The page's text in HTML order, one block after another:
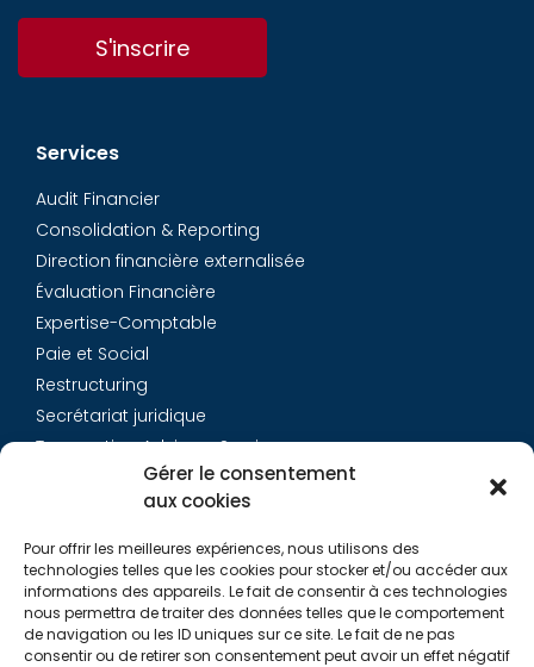
Gérer le consentement
aux cookies
Pour offrir les meilleures expériences, nous utilisons des
technologies telles que les cookies pour stocker et/ou accéder aux
informations des appareils. Le fait de consentir à ces technologies
nous permettra de traiter des données telles que le comportement
de navigation ou les ID uniques sur ce site. Le fait de ne pas
consentir ou de retirer son consentement peut avoir un effet négatif
S'inscrire
Services
Audit Financier
Consolidation & Reporting
Direction financière externalisée
Évaluation Financière
Expertise-Comptable
Paie et Social
Restructuring
Secrétariat juridique
Transaction Advisory Services
Équipe
Carrières
Contact